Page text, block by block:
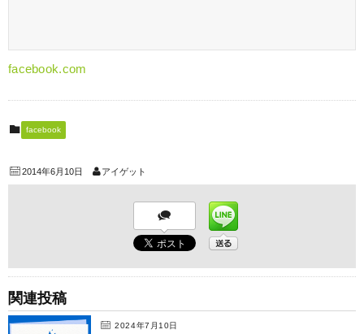
facebook.com
facebook
2014年6月10日 アイゲット
関連投稿
2024年7月10日